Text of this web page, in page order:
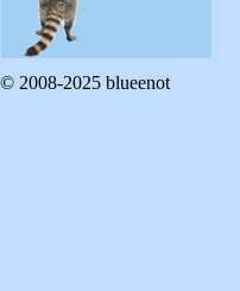
© 2008-2025 blueenot